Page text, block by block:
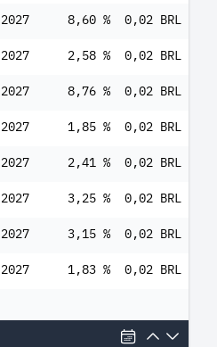
8,60 % 0,02 BRL
2,58 % 0,02 BRL
8,76 % 0,02 BRL
1,85 % 0,02 BRL
2,41 % 0,02 BRL
3,25 % 0,02 BRL
3,15 % 0,02 BRL
1,83 % 0,02 BRL